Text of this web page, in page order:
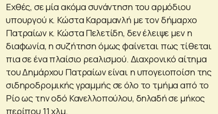
Εχθές, σε μία ακόμα συνάντηση του αρμόδιου
υπουργού κ. Κώστα Καραμανλή με τον δήμαρχο
Πατραίων κ. Κώστα Πελετίδη, δεν έλειψε μεν η
διαφωνία, η συζήτηση όμως φαίνεται πως τίθεται
πια σε ένα πλαίσιο ρεαλισμού. Διαχρονικό αίτημα
του Δημάρχου Πατραίων είναι η υπογειοποίση της
σιδηροδρομικής γραμμής σε όλο το τμήμα από το
Ρίο ως την οδό Κανελλοπούλου, δηλαδή σε μήκος
περίπου 11 χλμ.